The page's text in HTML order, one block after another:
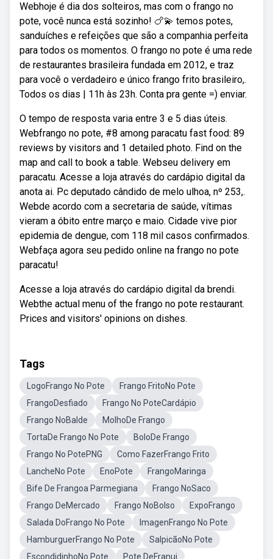
Webhoje é dia dos solteiros, mas com o frango no
pote, você nunca está sozinho! 🍗💫 temos potes,
sanduíches e refeições que são a companhia perfeita
para todos os momentos. O frango no pote é uma rede
de restaurantes brasileira fundada em 2012, e traz
para você o verdadeiro e único frango frito brasileiro,.
Todos os dias | 11h às 23h. Conta pra gente =) enviar.
O tempo de resposta varia entre 3 e 5 dias úteis.
Webfrango no pote, #8 among paracatu fast food: 89
reviews by visitors and 1 detailed photo. Find on the
map and call to book a table. Webseu delivery em
paracatu. Acesse a loja através do cardápio digital da
anota ai. Pc deputado cândido de melo ulhoa, nº 253,.
Webde acordo com a secretaria de saúde, vítimas
vieram a óbito entre março e maio. Cidade vive pior
epidemia de dengue, com 118 mil casos confirmados.
Webfaça agora seu pedido online na frango no pote
paracatu!
Acesse a loja através do cardápio digital da brendi.
Webthe actual menu of the frango no pote restaurant.
Prices and visitors' opinions on dishes.
Tags
LogoFrango No Pote
Frango FritoNo Pote
FrangoDesfiado
Frango No PoteCardápio
Frango NoBalde
MolhoDe Frango
TortaDe Frango No Pote
BoloDe Frango
Frango No PotePNG
Como FazerFrango Frito
LancheNo Pote
EnoPote
FrangoMaringa
Bife De Frangoa Parmegiana
Frango NoSaco
Frango DeMercado
Frango NoBolso
ExpoFrango
Salada DoFrango No Pote
ImagenFrango No Pote
HamburguerFrango No Pote
SalpicãoNo Pote
EscondidinhoNo Pote
Pote DeFranui